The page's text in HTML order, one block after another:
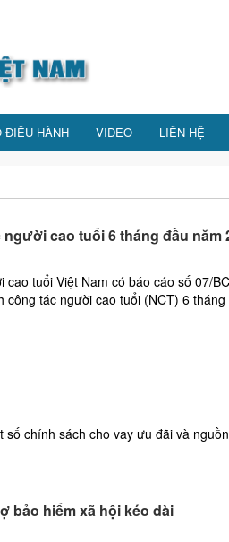
ĐIỀU HÀNH VIDEO LIÊN HỆ
cao tuổi 6 tháng đầu năm
tuổi Việt Nam có báo cáo số 07/
tác người cao tuổi (NCT) 6
chính sách cho vay ưu đãi và
bảo hiểm xã hội kéo dài